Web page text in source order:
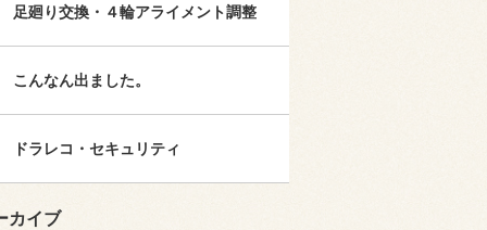
足廻り交換・４輪アライメント調整
こんなん出ました。
ドラレコ・セキュリティ
カイブ